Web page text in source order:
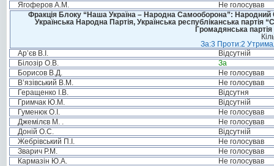
Ягоферов А.М.
Не голосував
Фракція Блоку “Наша Україна – Народна Самооборона”: Народний
Українська Народна Партія, Українська республіканська
Громадянська
За:3 Проти:2
Ар’єв В.І.
Відсутній
Білозір О.В.
За
Борисов В.Д.
Не голосував
В’язівський В.М.
Не голосував
Геращенко І.В.
Відсутня
Гримчак Ю.М.
Відсутній
Гуменюк О.І.
Не голосував
Джемілєв М. .
Не голосував
Доній О.С.
Відсутній
Жебрівський П.І.
Не голосував
Зварич Р.М.
Не голосував
Кармазін Ю.А.
Не голосував